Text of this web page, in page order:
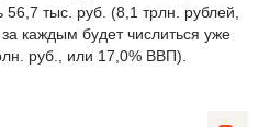
56,7 тыс. руб. (8,1 трлн. рублей,
каждым будет числиться уже
руб., или 17,0% ВВП).